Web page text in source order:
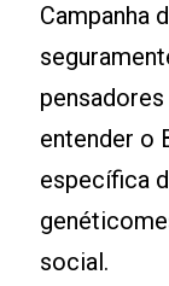
Campanha
entender o
específica
social.